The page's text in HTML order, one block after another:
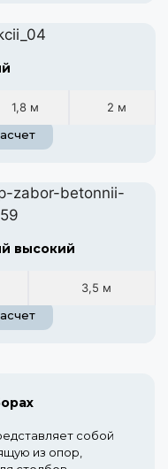
1,8 м
2 м
высокий
3,5 м
собой
из опор,